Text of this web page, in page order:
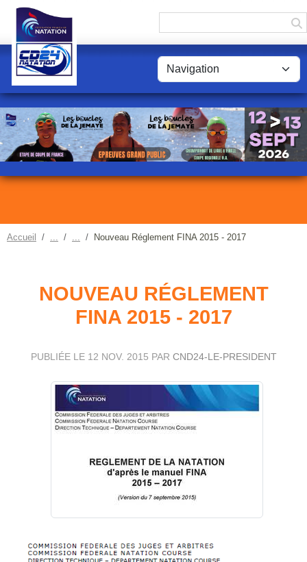
Accueil Nouveau Réglement FINA 2015 - 2017
NOUVEAU RÉGLEMENT
FINA 2015 - 2017
PUBLIÉE LE 12 NOV. 2015 PAR CND24-LE-PRESIDENT
Panneau de gestion des cookies